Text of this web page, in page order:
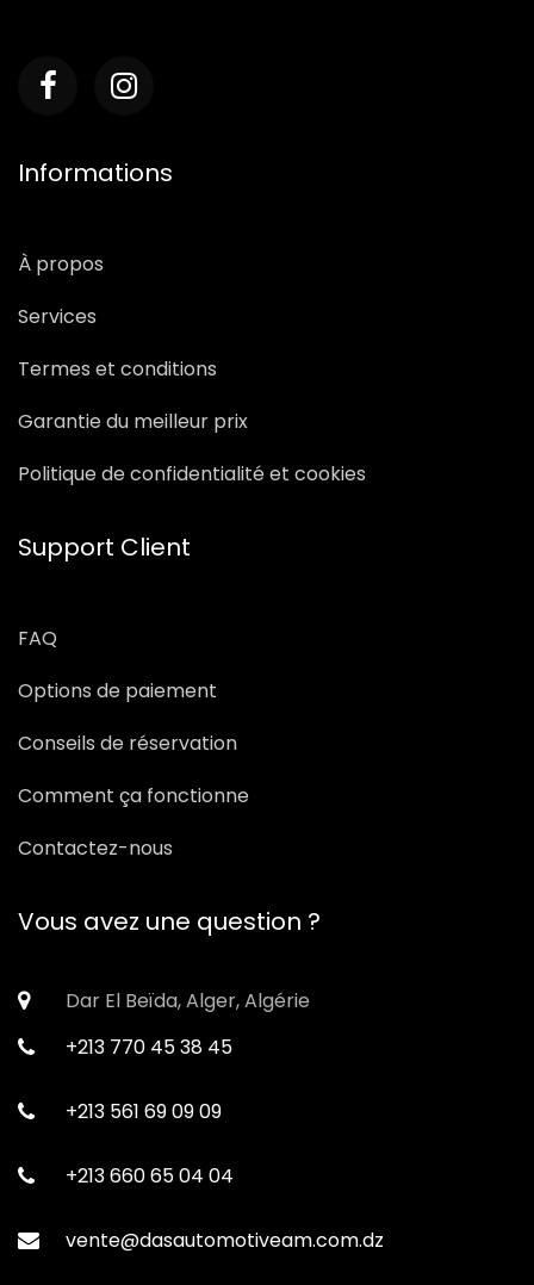
Informations
À propos
Services
Termes et conditions
Garantie du meilleur prix
Politique de confidentialité et cookies
Support Client
FAQ
Options de paiement
Conseils de réservation
Comment ça fonctionne
Contactez-nous
Vous avez une question ?
Dar El Beïda, Alger, Algérie
+213 770 45 38 45
+213 561 69 09 09
+213 660 65 04 04
vente@dasautomotiveam.com.dz